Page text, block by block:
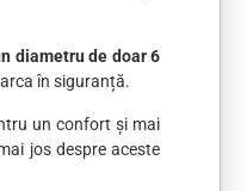
diametru de doar 6
în siguranță.
un confort și mai
jos despre aceste